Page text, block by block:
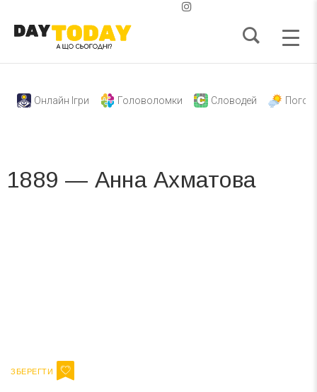
Онлайн Ігри Головоломки Словодей
1889 — Анна Ахматова